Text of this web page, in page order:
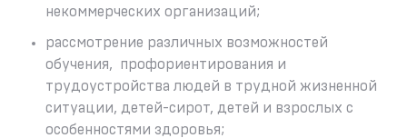
некоммерческих организаций;
рассмотрение различных возможностей
обучения, профориентирования и
трудоустройства людей в трудной жизненной
ситуации, детей-сирот, детей и взрослых с
особенностями здоровья;